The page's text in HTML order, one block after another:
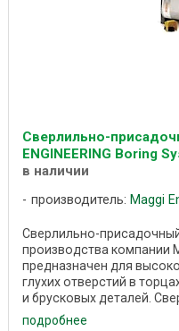
Сверлильно-
ENGINEERING Boring
в наличии
производитель: Maggi
Сверлильно-
производства компании
предназначен для
глухих отверстий в
и брусковых деталей.
подробнее